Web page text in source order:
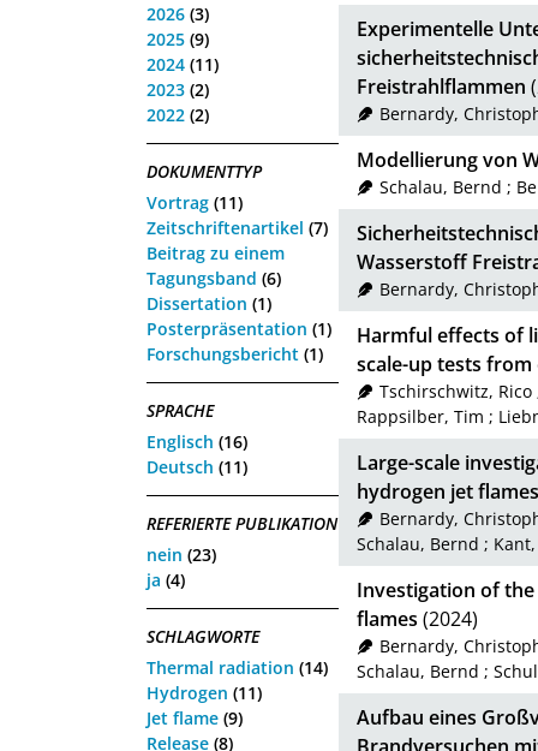
2026 (3)
2025 (9)
2024 (11)
2023 (2)
2022 (2)
DOKUMENTTYP
Vortrag (11)
Zeitschriftenartikel (7)
Beitrag zu einem
Tagungsband (6)
Dissertation (1)
Posterpräsentation (1)
Forschungsbericht (1)
SPRACHE
Englisch (16)
Deutsch (11)
REFERIERTE PUBLIKATION
nein (23)
ja (4)
SCHLAGWORTE
Thermal radiation (14)
Hydrogen (11)
Jet flame (9)
Release (8)
Experimentelle
Freistrahlflammen
Bernardy,
Modellierung von
Schalau, Bernd ;
Wasserstoff
Bernardy,
Harmful effects of
scale-up tests
Tschirschwitz, Rico
Rappsilber, Tim ;
Large-scale
hydrogen jet flames
Bernardy,
Schalau, Bernd ;
Investigation of
flames (2024)
Bernardy,
Schalau, Bernd ;
Aufbau eines